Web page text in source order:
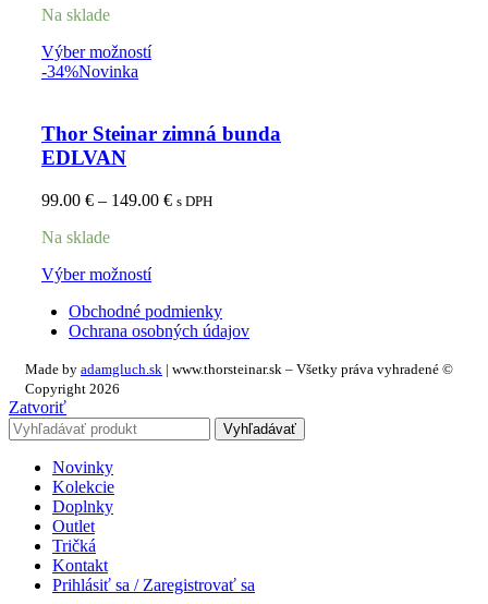
Na sklade
Výber možností
-34%Novinka
Thor Steinar zimná bunda
EDLVAN
99.00 € – 149.00 € s DPH
Na sklade
Výber možností
Obchodné podmienky
Ochrana osobných údajov
Made by adamgluch.sk | www.thorsteinar.sk – Všetky práva vyhradené ©
Copyright 2026
Zatvoriť
Vyhľadávať
Novinky
Kolekcie
Doplnky
Outlet
Tričká
Kontakt
Prihlásiť sa / Zaregistrovať sa